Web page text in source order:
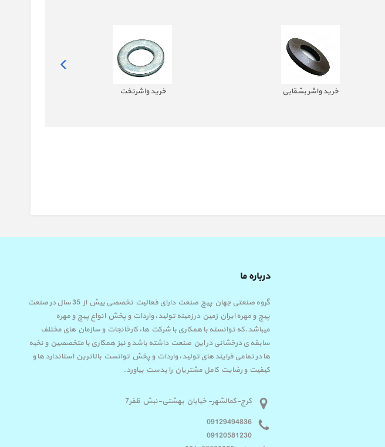
خرید واشرتخت خرید واشر بشقابی
درباره ما
گروه صنعتی جهان پیچ صنعت دارای فعالیت تخصصی بیش از 35 سال در صنعت
پیچ و مهره ایران زمین درزمینه تولید، واردات و پخش انواع پیچ و مهره
میباشد.که توانسته با همکاری با شرکت ها، کارخانجات و سازمان های مختلف
سابقه ی درخشانی در این صنعت داشته باشد و نیز همکاری با متخصصین و نخبه
ها در تمامی فرایند های تولید، واردات و پخش توانست بالاترین استاندارد ها و
کیفیت و رضایت کامل مشتریان را بدست بیاورد.
کرج-کمالشهر- خیابان بهشتی-نبش ظفر7
09129494836
09120581230